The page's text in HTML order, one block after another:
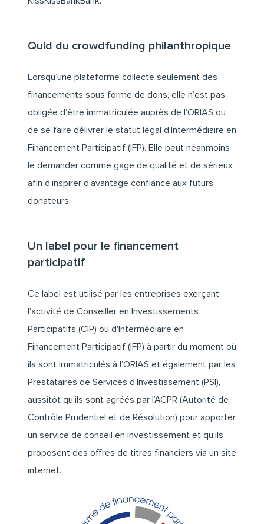
Quid du crowdfunding philanthropique
Lorsqu’une plateforme collecte seulement des
financements sous forme de dons, elle n’est pas
obligée d’être immatriculée auprès de l’ORIAS ou
de se faire délivrer le statut légal d’Intermédiaire en
Financement Participatif (IFP). Elle peut néanmoins
le demander comme gage de qualité et de sérieux
afin d’inspirer d’avantage confiance aux futurs
donateurs.
Un label pour le financement
participatif
Ce label est utilisé par les entreprises exerçant
l'activité de Conseiller en Investissements
Participatifs (CIP) ou d'Intermédiaire en
Financement Participatif (IFP) à partir du moment où
ils sont immatriculés à l’ORIAS et également par les
Prestataires de Services d'Investissement (PSI),
aussitôt qu’ils sont agréés par l’ACPR (Autorité de
Contrôle Prudentiel et de Résolution) pour apporter
un service de conseil en investissement et qu’ils
proposent des offres de titres financiers via un site
internet.